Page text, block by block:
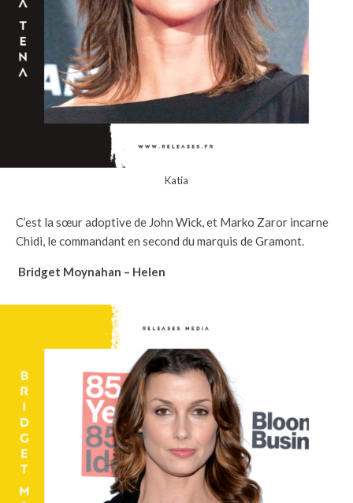
Katia
C’est la sœur adoptive de John Wick, et Marko Zaror incarne
Chidi, le commandant en second du marquis de Gramont.
Bridget Moynahan – Helen